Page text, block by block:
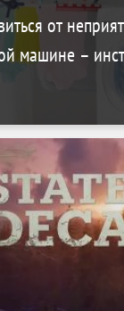
от
машине –